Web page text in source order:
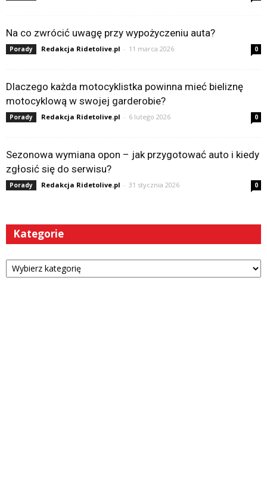
Na co zwrócić uwagę przy wypożyczeniu auta?
Porady Redakcja Ridetolive.pl - 11 marca 2026 0
Dlaczego każda motocyklistka powinna mieć bieliznę
motocyklową w swojej garderobie?
Porady Redakcja Ridetolive.pl - 6 lutego 2026 0
Sezonowa wymiana opon – jak przygotować auto i kiedy
zgłosić się do serwisu?
Porady Redakcja Ridetolive.pl - 31 stycznia 2026 0
Kategorie
Kategorie